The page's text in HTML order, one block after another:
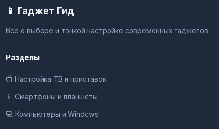
📱 Гаджет Гид
Всё о выборе и тонкой настройке современных гаджетов
Разделы
📺 Настройка ТВ и приставок
📱 Смартфоны и планшеты
💻 Компьютеры и Windows